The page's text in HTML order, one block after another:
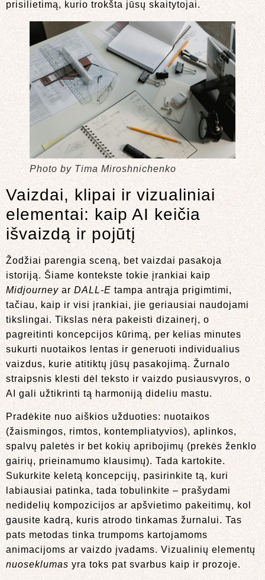
prisilietimą, kurio trokšta jūsų skaitytojai.
Photo by Tima Miroshnichenko
Vaizdai, klipai ir vizualiniai
elementai: kaip AI keičia
išvaizdą ir pojūtį
Žodžiai parengia sceną, bet vaizdai pasakoja
istoriją. Šiame kontekste tokie įrankiai kaip
Midjourney ar DALL-E tampa antrąja prigimtimi,
tačiau, kaip ir visi įrankiai, jie geriausiai naudojami
tikslingai. Tikslas nėra pakeisti dizainerį, o
pagreitinti koncepcijos kūrimą, per kelias minutes
sukurti nuotaikos lentas ir generuoti individualius
vaizdus, kurie atitiktų jūsų pasakojimą. Žurnalo
straipsnis klesti dėl teksto ir vaizdo pusiausvyros, o
AI gali užtikrinti tą harmoniją dideliu mastu.
Pradėkite nuo aiškios užduoties: nuotaikos
(žaismingos, rimtos, kontempliatyvios), aplinkos,
spalvų paletės ir bet kokių apribojimų (prekės ženklo
gairių, prieinamumo klausimų). Tada kartokite.
Sukurkite keletą koncepcijų, pasirinkite tą, kuri
labiausiai patinka, tada tobulinkite – prašydami
nedidelių kompozicijos ar apšvietimo pakeitimų, kol
gausite kadrą, kuris atrodo tinkamas žurnalui. Tas
pats metodas tinka trumpoms kartojamoms
animacijoms ar vaizdo įvadams. Vizualinių elementų
nuoseklumas yra toks pat svarbus kaip ir prozoje.